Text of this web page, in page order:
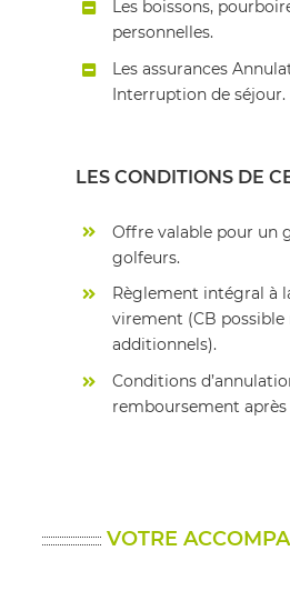
Les boissons,
personnelles.
Les assurances
Interruption de séjour.
LES CONDITIONS DE
Offre valable pour un
golfeurs.
Règlement intégral à
virement (CB
additionnels).
Conditions
remboursement
VOTRE